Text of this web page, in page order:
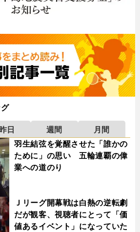
昨日 週間
月間
羽生結弦を覚醒させた「誰かの
ために」の思い 五輪連覇の偉
業への道のり
Ｊリーグ開幕戦は白熱の逆転劇
だが観客、視聴者にとって「価
値あるイベント」になっていた